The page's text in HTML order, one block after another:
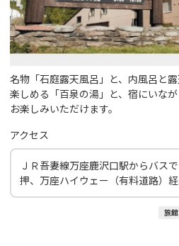
名物「石庭露天風呂」と、内風呂と
楽しめる「百泉の湯」と、宿にいな
お楽しみいただけます。
アクセス
ＪＲ吾妻線万座鹿沢口駅からバス
押、万座ハイウェー（有料道路）
旅館